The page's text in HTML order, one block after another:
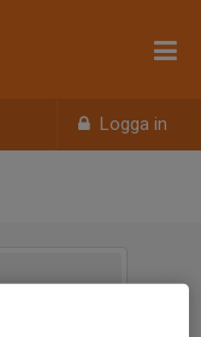
Logga in